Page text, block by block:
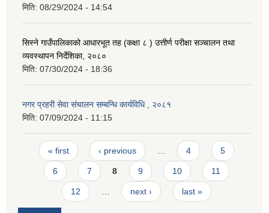
मिति: 08/29/2024 - 14:54
सिस्ने गाउँपालिकाको आधारभूत तह (कक्षा ८ ) उत्तीर्ण परीक्षा सञ्चालन तथा
व्यवस्थापन निर्देशिका, २०८०
मिति: 07/30/2024 - 18:36
नगर प्रहरी सेवा संचालन सम्बन्धि कार्यविधि , २०८१
मिति: 07/09/2024 - 11:15
Pages
« first ‹ previous 4 5
6 7 8 9 10 11
12 next › last »